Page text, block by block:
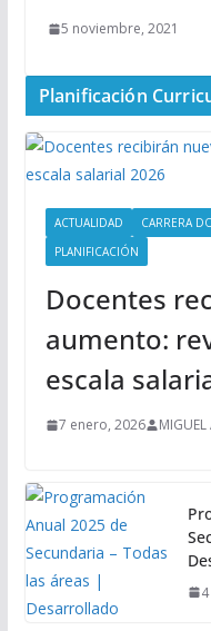
5 noviembre, 2021
Planificación
ACTUALIDAD CARRERA
PLANIFICACIÓN
Docentes
aumento:
escala
7 enero, 2026 MIGUEL